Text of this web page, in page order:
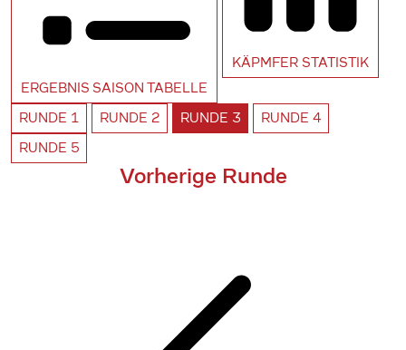
ERGEBNIS SAISON TABELLE
KÄPMFER STATISTIK
RUNDE 1 RUNDE 2 RUNDE 3 RUNDE 4
RUNDE 5
Vorherige Runde